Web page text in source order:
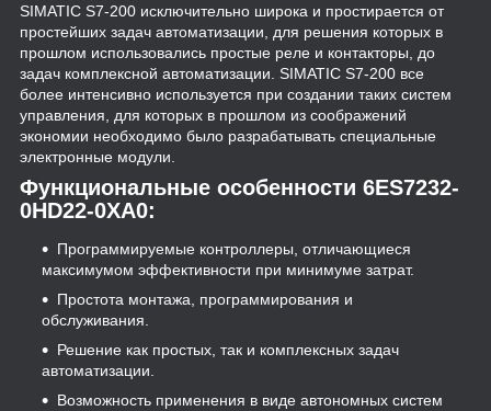
SIMATIC S7-200 исключительно широка и простирается от
простейших задач автоматизации, для решения которых в
прошлом использовались простые реле и контакторы, до
задач комплексной автоматизации. SIMATIC S7-200 все
более интенсивно используется при создании таких систем
управления, для которых в прошлом из соображений
экономии необходимо было разрабатывать специальные
электронные модули.
Функциональные особенности 6ES7232-
0HD22-0XA0:
Программируемые контроллеры, отличающиеся
максимумом эффективности при минимуме затрат.
Простота монтажа, программирования и
обслуживания.
Решение как простых, так и комплексных задач
автоматизации.
Возможность применения в виде автономных систем